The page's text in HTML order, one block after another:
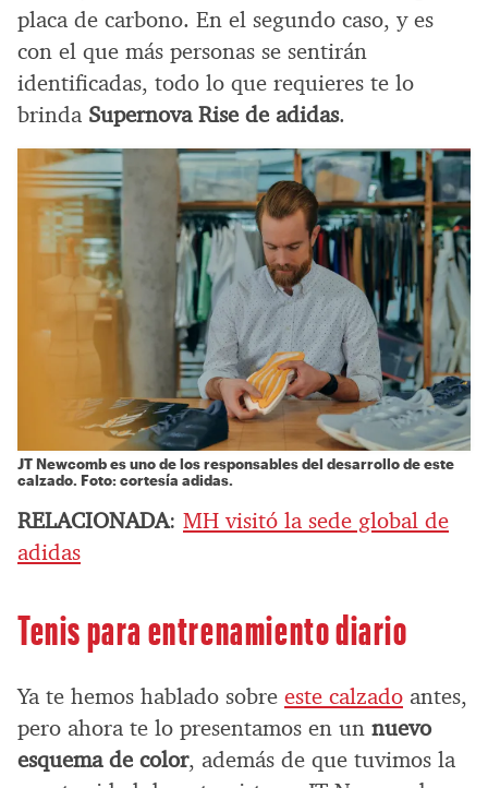
placa de carbono. En el segundo caso, y es
con el que más personas se sentirán
identificadas, todo lo que requieres te lo
brinda Supernova Rise de adidas.
JT Newcomb es uno de los responsables del desarrollo de este
calzado. Foto: cortesía adidas.
RELACIONADA: MH visitó la sede global de
adidas
Tenis para entrenamiento diario
Ya te hemos hablado sobre este calzado antes,
pero ahora te lo presentamos en un nuevo
esquema de color, además de que tuvimos la